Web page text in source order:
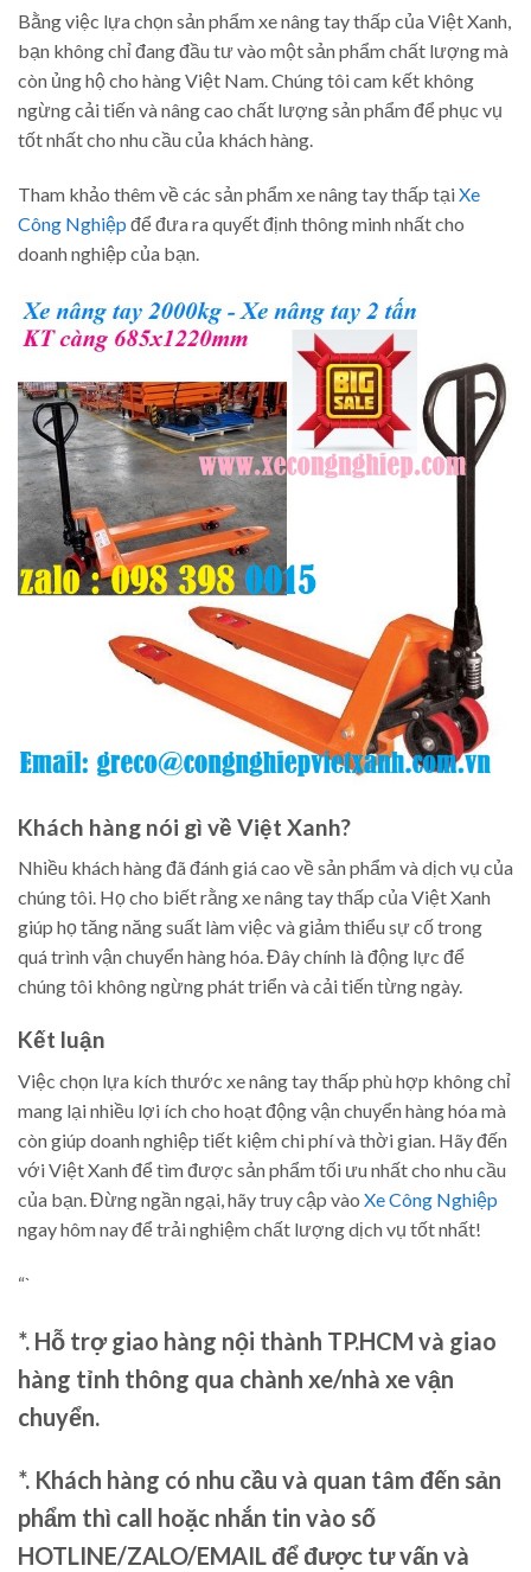
Bằng việc lựa chọn sản phẩm xe nâng tay thấp của Việt Xanh,
bạn không chỉ đang đầu tư vào một sản phẩm chất lượng mà
còn ủng hộ cho hàng Việt Nam. Chúng tôi cam kết không
ngừng cải tiến và nâng cao chất lượng sản phẩm để phục vụ
tốt nhất cho nhu cầu của khách hàng.
Tham khảo thêm về các sản phẩm xe nâng tay thấp tạiXe
Công Nghiệp để đưa ra quyết định thông minh nhất cho
doanh nghiệp của bạn.
Khách hàng nói gì về Việt Xanh?
Nhiều khách hàng đã đánh giá cao về sản phẩm và dịch vụ của
chúng tôi. Họ cho biết rằng xe nâng tay thấp của Việt Xanh
giúp họ tăng năng suất làm việc và giảm thiểu sự cố trong
quá trình vận chuyển hàng hóa. Đây chính là động lực để
chúng tôi không ngừng phát triển và cải tiến từng ngày.
Kết luận
Việc chọn lựa kích thước xe nâng tay thấp phù hợp không chỉ
mang lại nhiều lợi ích cho hoạt động vận chuyển hàng hóa mà
còn giúp doanh nghiệp tiết kiệm chi phí và thời gian. Hãy đến
với Việt Xanh để tìm được sản phẩm tối ưu nhất cho nhu cầu
của bạn. Đừng ngần ngại, hãy truy cập vào Xe Công Nghiệp
ngay hôm nay để trải nghiệm chất lượng dịch vụ tốt nhất!
“`
*. Hỗ trợ giao hàng nội thành TP.HCM và giao
hàng tỉnh thông qua chành xe/nhà xe vận
chuyển.
*. Khách hàng có nhu cầu và quan tâm đến sản
phẩm thì call hoặc nhắn tin vào số
HOTLINE/ZALO/EMAIL để được tư vấn và